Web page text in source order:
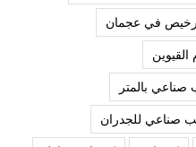
في عجمان
بالمتر
صناعي للجدران